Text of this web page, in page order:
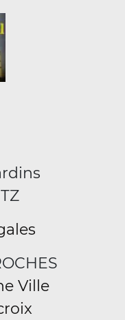
Ville